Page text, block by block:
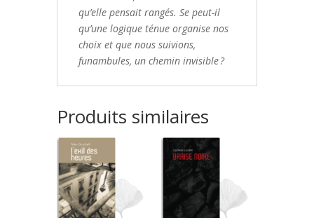
qu’elle pensait rangés. Se peut-il
qu’une logique ténue organise nos
choix et que nous suivions,
funambules, un chemin invisible ?
Produits similaires